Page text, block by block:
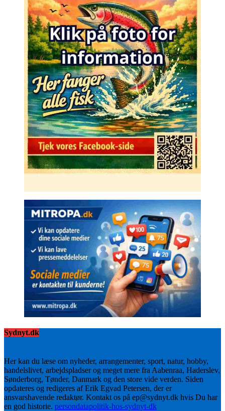
Sydnyt.dk
Her kan du læse om nyheder, arrangementer, sport, natur, hobby,
handelslivet, arbejdspladser og meget mere fra Aabenraa, Haderslev,
Sønderborg, Tønder, Danmark og den store vide verden. Siden
opdateres og redigeres af Erik Egvad Petersen, der er
ansvarshavende redaktør. Kontakt os på ep@sydnyt.dk hvis Du har
en god historie. persondatapolitik-hos-sydnyt-dk